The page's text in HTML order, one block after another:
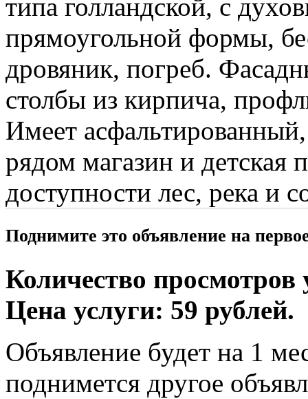
типа голландской, с
прямоугольной формы,
дровяник, погреб.
столбы из кирпича,
Имеет
рядом магазин и
доступности лес, река и
Поднимите это объявление на
Количество просмотров
Цена услуги: 59 рублей.
Объявление будет на 1
поднимется другое